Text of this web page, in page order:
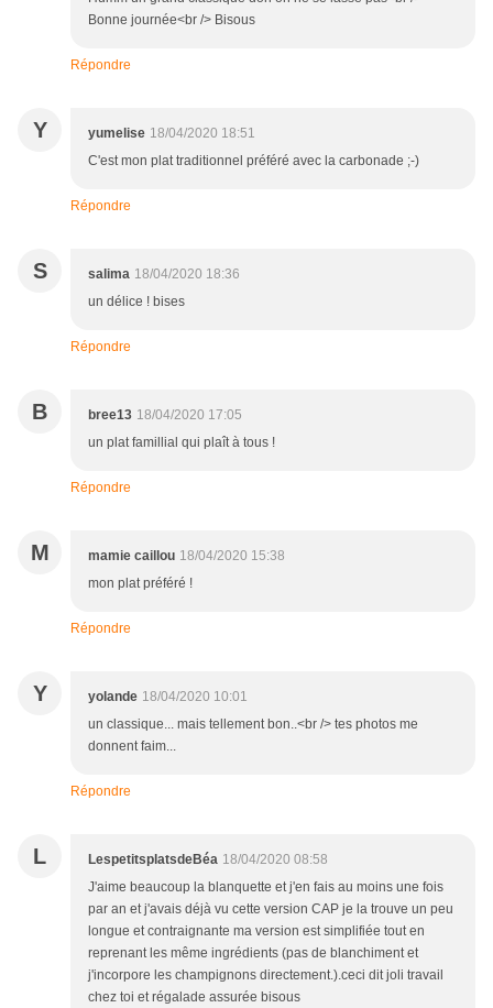
Bonne journée<br /> Bisous
Répondre
Y yumelise 18/04/2020 18:51
C'est mon plat traditionnel préféré avec la carbonade ;-)
Répondre
S salima 18/04/2020 18:36
un délice ! bises
Répondre
B bree13 18/04/2020 17:05
un plat famillial qui plaît à tous !
Répondre
M mamie caillou 18/04/2020 15:38
mon plat préféré !
Répondre
Y yolande 18/04/2020 10:01
un classique... mais tellement bon..<br /> tes photos me
donnent faim...
Répondre
L LespetitsplatsdeBéa 18/04/2020 08:58
J'aime beaucoup la blanquette et j'en fais au moins une fois
par an et j'avais déjà vu cette version CAP je la trouve un peu
longue et contraignante ma version est simplifiée tout en
reprenant les même ingrédients (pas de blanchiment et
j'incorpore les champignons directement.).ceci dit joli travail
chez toi et régalade assurée bisous